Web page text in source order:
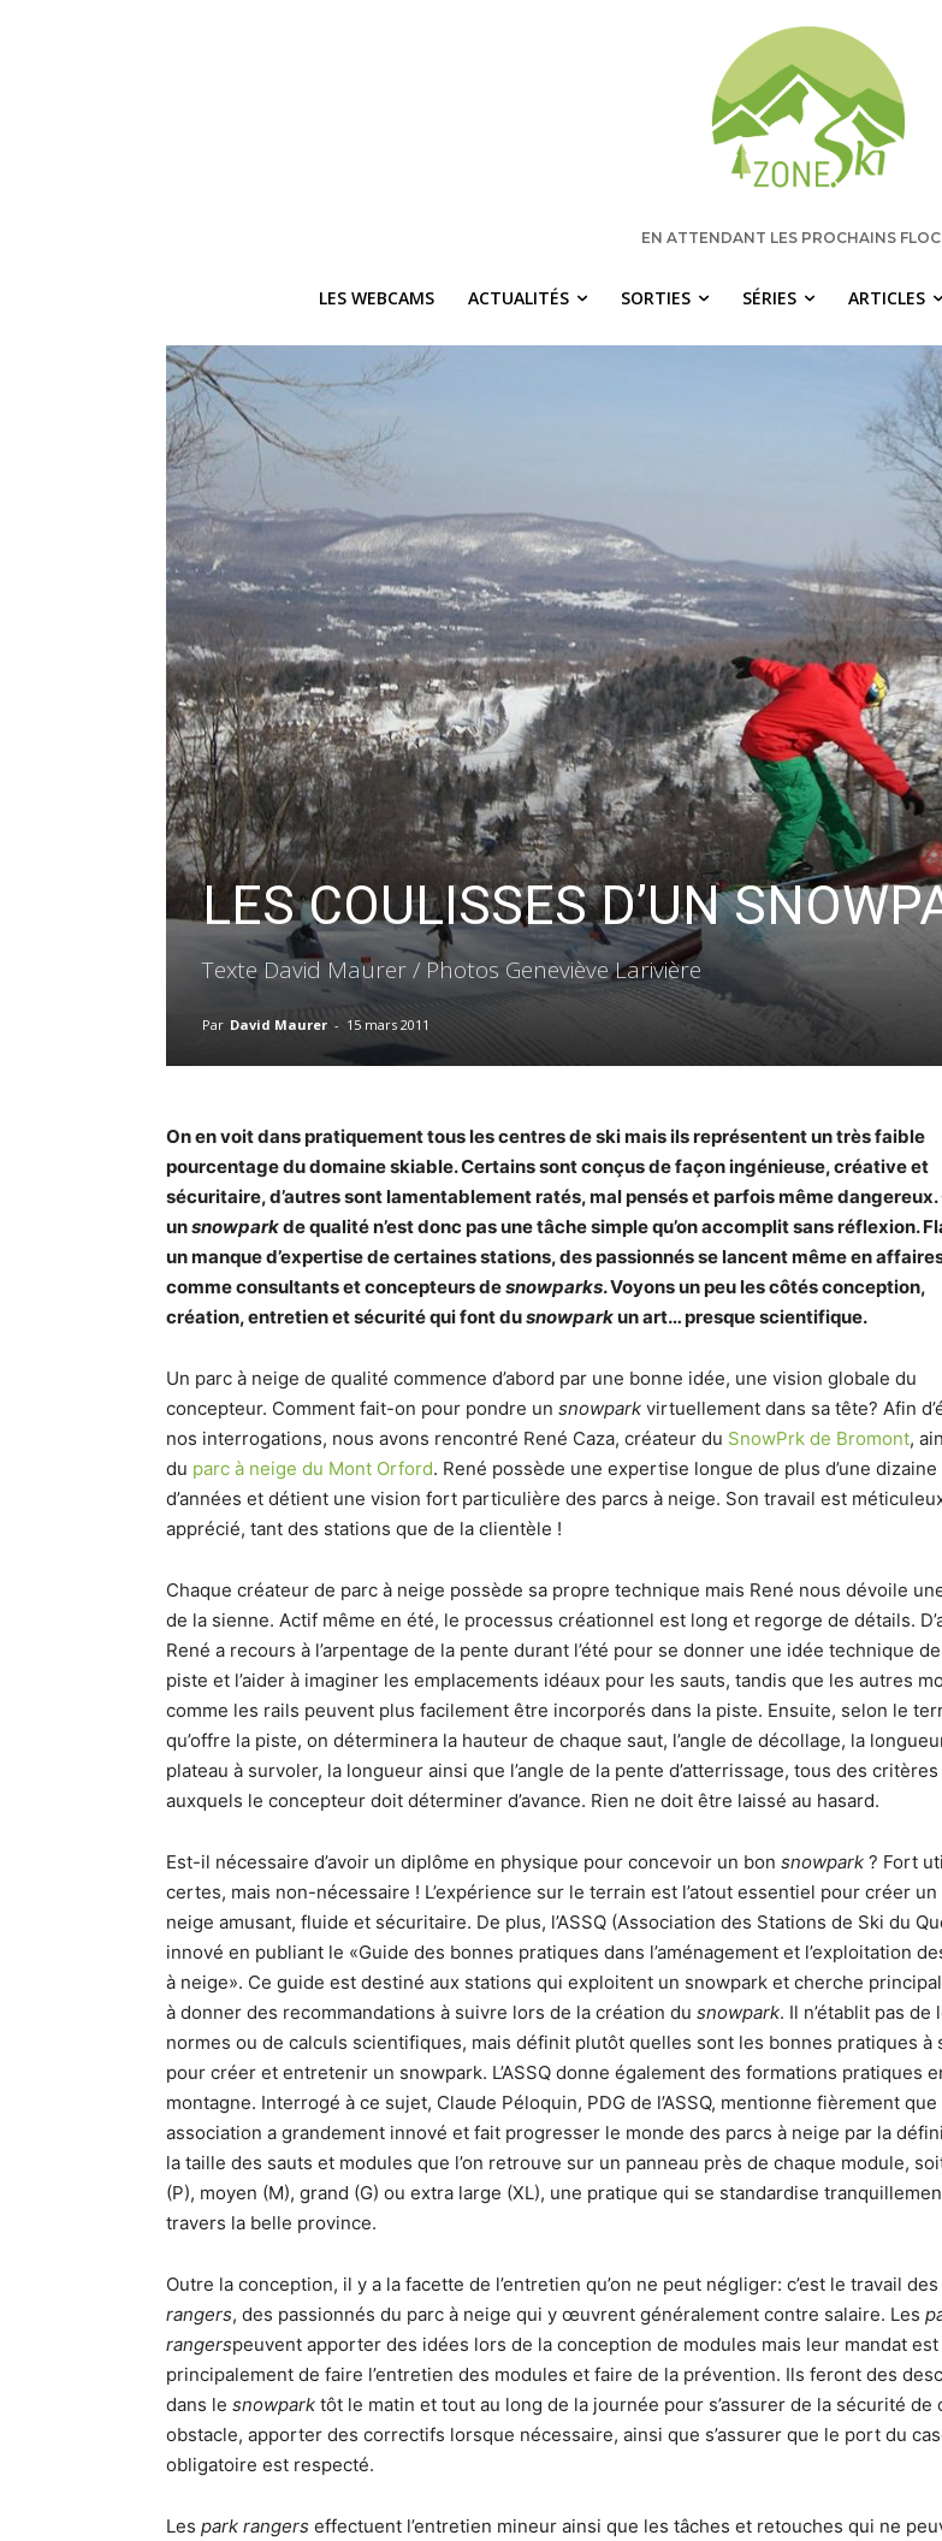
EN ATTENDANT LES PROCHAINS
LES WEBCAMS ACTUALITÉS SORTIES SÉRIES ARTICLES
LES COULISSES D’UN
Texte David Maurer / Photos Geneviève Larivière
Par David Maurer - 15 mars 2011
On en voit dans pratiquement tous les centres de ski mais ils représentent un très faible
pourcentage du domaine skiable. Certains sont conçus de façon ingénieuse, créative et
sécuritaire, d’autres sont lamentablement ratés, mal pensés et parfois même dangereux.
unsnowparkde qualité n’est donc pas une tâche simple qu’on accomplit sans réflexion.
un manque d’expertise de certaines stations, des passionnés se lancent même en
comme consultants et concepteurs desnowparks. Voyons un peu les côtés conception,
création, entretien et sécurité qui font dusnowparkun art… presque scientifique.
Un parc à neige de qualité commence d’abord par une bonne idée, une vision globale du
concepteur. Comment fait-on pour pondre un snowpark virtuellement dans sa tête? Afin
nos interrogations, nous avons rencontré René Caza, créateur du SnowPrk de Bromont,
du parc à neige du Mont Orford. René possède une expertise longue de plus d’une dizaine
d’années et détient une vision fort particulière des parcs à neige. Son travail est
apprécié, tant des stations que de la clientèle !
Chaque créateur de parc à neige possède sa propre technique mais René nous dévoile
de la sienne. Actif même en été, le processus créationnel est long et regorge de détails.
René a recours à l’arpentage de la pente durant l’été pour se donner une idée technique
piste et l’aider à imaginer les emplacements idéaux pour les sauts, tandis que les autres
comme les rails peuvent plus facilement être incorporés dans la piste. Ensuite, selon le
qu’offre la piste, on déterminera la hauteur de chaque saut, l’angle de décollage, la
plateau à survoler, la longueur ainsi que l’angle de la pente d’atterrissage, tous des critères
auxquels le concepteur doit déterminer d’avance. Rien ne doit être laissé au hasard.
Est-il nécessaire d’avoir un diplôme en physique pour concevoir un bon snowpark ? Fort
certes, mais non-nécessaire ! L’expérience sur le terrain est l’atout essentiel pour créer un
neige amusant, fluide et sécuritaire. De plus, l’ASSQ (Association des Stations de Ski du
innové en publiant le «Guide des bonnes pratiques dans l’aménagement et l’exploitation
à neige». Ce guide est destiné aux stations qui exploitent un snowpark et cherche
à donner des recommandations à suivre lors de la création du snowpark. Il n’établit pas de
normes ou de calculs scientifiques, mais définit plutôt quelles sont les bonnes pratiques à
pour créer et entretenir un snowpark. L’ASSQ donne également des formations pratiques
montagne. Interrogé à ce sujet, Claude Péloquin, PDG de l’ASSQ, mentionne fièrement que
association a grandement innové et fait progresser le monde des parcs à neige par la
la taille des sauts et modules que l’on retrouve sur un panneau près de chaque module,
(P), moyen (M), grand (G) ou extra large (XL), une pratique qui se standardise
travers la belle province.
Outre la conception, il y a la facette de l’entretien qu’on ne peut négliger: c’est le travail des
rangers, des passionnés du parc à neige qui y œuvrent généralement contre salaire. Les
rangerspeuvent apporter des idées lors de la conception de modules mais leur mandat est
principalement de faire l’entretien des modules et faire de la prévention. Ils feront des
dans le snowpark tôt le matin et tout au long de la journée pour s’assurer de la sécurité de
obstacle, apporter des correctifs lorsque nécessaire, ainsi que s’assurer que le port du
obligatoire est respecté.
Les park rangers effectuent l’entretien mineur ainsi que les tâches et retouches qui ne
Recevez chaque semaine les nouvelles pertinentes de
idées de destinations et les alertes météo
Vous pourrez vous désabonner à tout